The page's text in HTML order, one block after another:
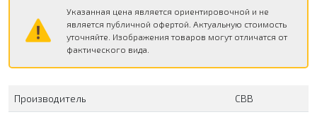
Указанная цена является ориентировочной и не
является публичной офертой. Актуальную стоимость
уточняйте. Изображения товаров могут отличатся от
фактического вида.
Производитель СВВ